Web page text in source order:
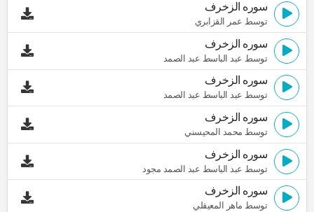
سوره الزخرف
توسط عمر القزابري
سوره الزخرف
توسط عبد الباسط عبد الصمد
سوره الزخرف
توسط عبد الباسط عبد الصمد
سوره الزخرف
توسط محمد المحيسني
سوره الزخرف
توسط عبد الباسط عبد الصمد مجود
سوره الزخرف
توسط ماهر المعيقلي